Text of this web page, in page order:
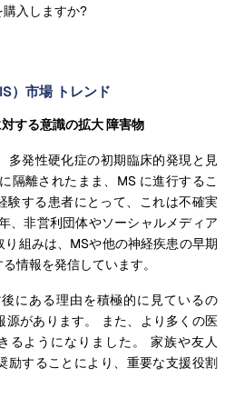
入しますか?
）市場 トレンド
する意識の拡大 障害物
多発性硬化症の初期臨床的発現と見
隔離されたまま、MS に進行するこ
験する患者にとって、これは不確実
、非営利団体やソーシャルメディア
組みは、MSや他の神経疾患の早期
情報を発信しています。
にある理由を積極的に見ているの
源があります。 また、より多くの医
るようになりました。 家族や友人
励することにより、重要な支援役割